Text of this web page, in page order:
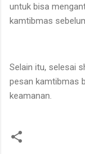
untuk bisa
kamtibmas
Selain itu, selesai
pesan kamtibmas
keamanan.